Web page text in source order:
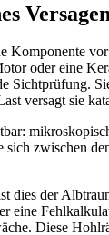
Komponente
oder eine
Sichtprüfung.
versagt sie
sich zwischen
dies der
eine
Diese